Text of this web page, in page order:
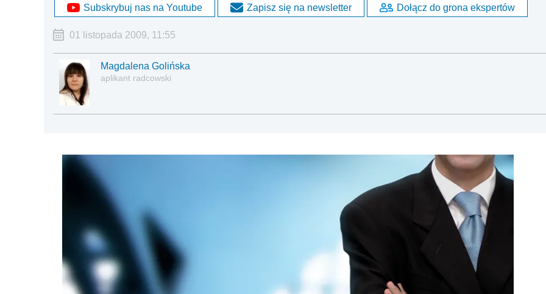
Subskrybuj nas na Youtube Zapisz się na newsletter Dołącz do grona ekspertów
01 listopada 2009, 11:55
Magdalena Golińska
aplikant radcowski